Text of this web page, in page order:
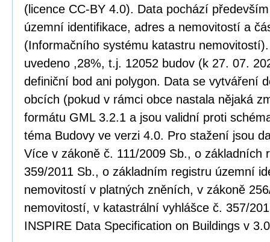
(licence CC-BY 4.0). Data pochází
územní identifikace, adres a nemovitostí a
(Informačního systému katastru
uvedeno ,28%, t.j. 12052 budov (k 27. 07.
definiční bod ani polygon. Data se vytváření
obcích (pokud v rámci obce nastala nějaká
formátu GML 3.2.1 a jsou validní proti
téma Budovy ve verzi 4.0. Pro stažení jsou
Více v zákoně č. 111/2009 Sb., o základních
359/2011 Sb., o základním registru územní
nemovitostí v platných zněních, v zákoně
nemovitostí, v katastrální vyhlášce č. 357/
INSPIRE Data Specification on Buildings v